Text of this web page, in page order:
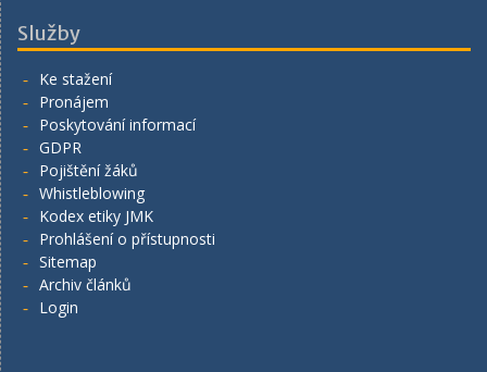
Služby
Ke stažení
Pronájem
Poskytování informací
GDPR
Pojištění žáků
Whistleblowing
Kodex etiky JMK
Prohlášení o přístupnosti
Sitemap
Archiv článků
Login